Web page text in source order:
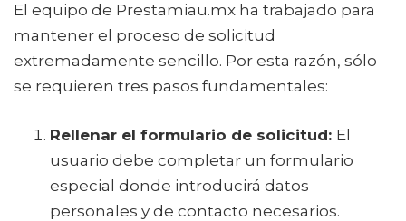
El equipo de Prestamiau.mx ha trabajado para
mantener el proceso de solicitud
extremadamente sencillo. Por esta razón, sólo
se requieren tres pasos fundamentales:
Rellenar el formulario de solicitud: El
usuario debe completar un formulario
especial donde introducirá datos
personales y de contacto necesarios.